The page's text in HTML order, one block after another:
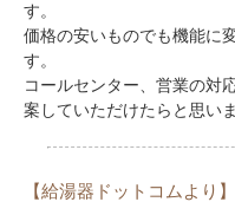
す。
価格の安いものでも機能に
す。
コールセンター、営業の対
案していただけたらと思いま
【給湯器ドットコムより】